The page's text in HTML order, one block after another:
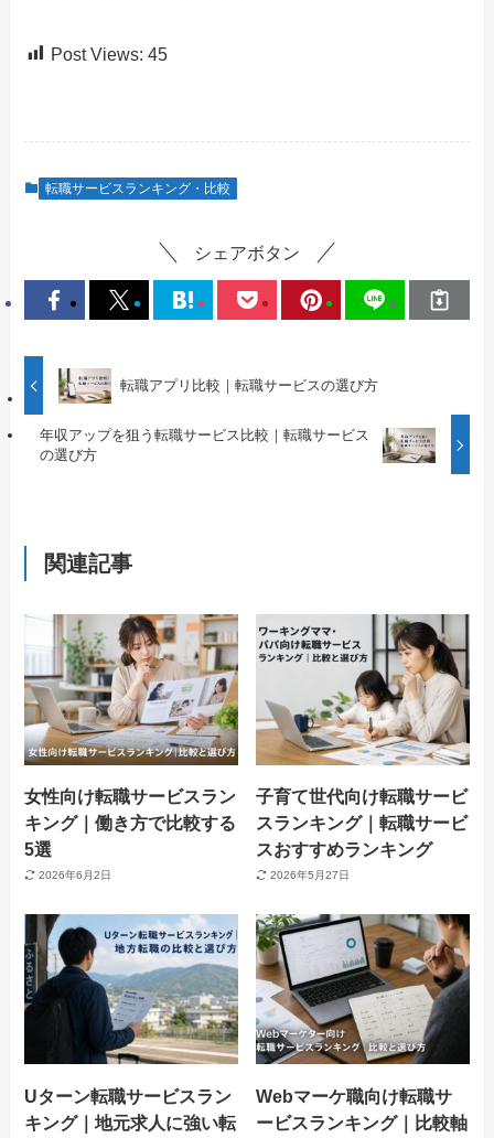
Post Views: 45
転職サービスランキング・比較
シェアボタン
転職アプリ比較｜転職サービスの選び方
年収アップを狙う転職サービス比較｜転職サービス
の選び方
関連記事
女性向け転職サービスラン
キング｜働き方で比較する
5選
2026年6月2日
子育て世代向け転職サービ
スランキング｜転職サービ
スおすすめランキング
2026年5月27日
Uターン転職サービスラン
キング｜地元求人に強い転
Webマーケ職向け転職サ
ービスランキング｜比較軸